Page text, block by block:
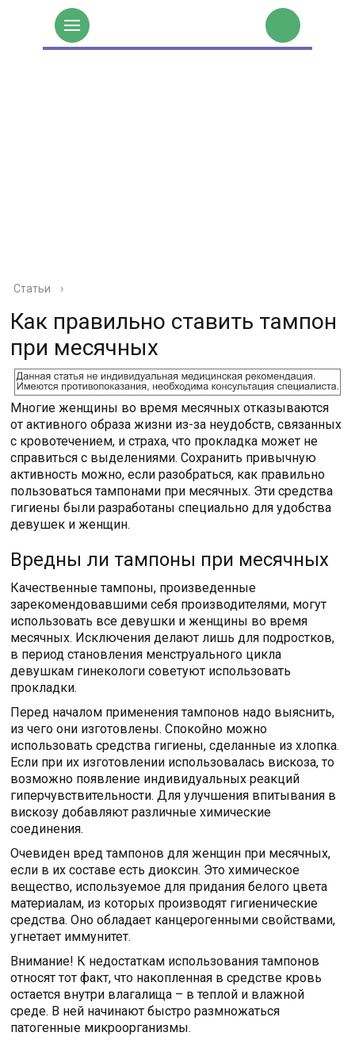
Статьи ›
Как правильно ставить тампон
при месячных
Многие женщины во время месячных отказываются
от активного образа жизни из-за неудобств, связанных
с кровотечением, и страха, что прокладка может не
справиться с выделениями. Сохранить привычную
активность можно, если разобраться, как правильно
пользоваться тампонами при месячных. Эти средства
гигиены были разработаны специально для удобства
девушек и женщин.
Вредны ли тампоны при месячных
Качественные тампоны, произведенные
зарекомендовавшими себя производителями, могут
использовать все девушки и женщины во время
месячных. Исключения делают лишь для подростков,
в период становления менструального цикла
девушкам гинекологи советуют использовать
прокладки.
Перед началом применения тампонов надо выяснить,
из чего они изготовлены. Спокойно можно
использовать средства гигиены, сделанные из хлопка.
Если при их изготовлении использовалась вискоза, то
возможно появление индивидуальных реакций
гиперчувствительности. Для улучшения впитывания в
вискозу добавляют различные химические
соединения.
Очевиден вред тампонов для женщин при месячных,
если в их составе есть диоксин. Это химическое
вещество, используемое для придания белого цвета
материалам, из которых производят гигиенические
средства. Оно обладает канцерогенными свойствами,
угнетает иммунитет.
Внимание! К недостаткам использования тампонов
относят тот факт, что накопленная в средстве кровь
остается внутри влагалища – в теплой и влажной
среде. В ней начинают быстро размножаться
патогенные микроорганизмы.